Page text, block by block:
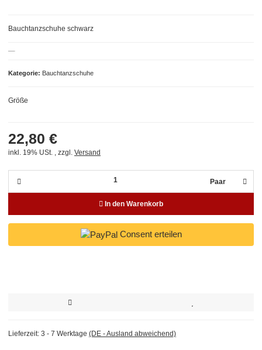
Kategorie Bauchtanzschuhe
Bauchtanzschuhe schwarz
Größe
22,80 €
inkl. 19% USt. , zzgl. Versand
Paar
In den Warenkorb
Consent erteilen
Lieferzeit: 3 - 7 Werktage (DE - Ausland abweichend)